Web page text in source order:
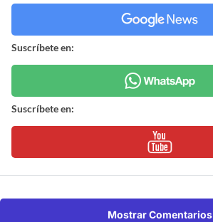
Suscríbete en:
Suscríbete en:
Mostrar Comentarios